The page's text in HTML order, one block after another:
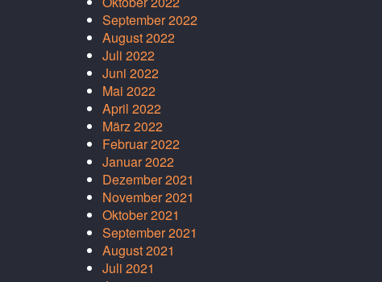
September 2022
August 2022
Juli 2022
Juni 2022
Mai 2022
April 2022
März 2022
Februar 2022
Januar 2022
Dezember 2021
November 2021
Oktober 2021
September 2021
August 2021
Juli 2021